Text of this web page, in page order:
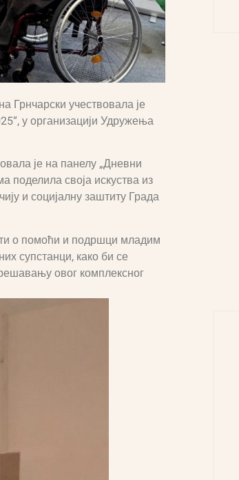
Грнчарски учествовала је
у организацији Удружења
је на панелу „Дневни
поделила своја искуства из
и социјалну заштиту Града
о помоћи и подршци младим
супстанци, како би се
овог комплексног